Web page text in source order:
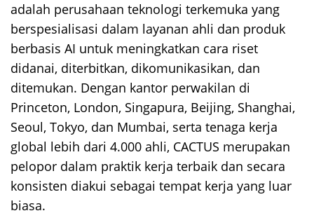
adalah perusahaan teknologi terkemuka yang
berspesialisasi dalam layanan ahli dan produk
berbasis AI untuk meningkatkan cara riset
didanai, diterbitkan, dikomunikasikan, dan
ditemukan. Dengan kantor perwakilan di
Princeton, London, Singapura, Beijing, Shanghai,
Seoul, Tokyo, dan Mumbai, serta tenaga kerja
global lebih dari 4.000 ahli, CACTUS merupakan
pelopor dalam praktik kerja terbaik dan secara
konsisten diakui sebagai tempat kerja yang luar
biasa.